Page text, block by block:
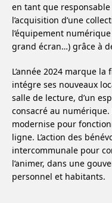
en tant que
l’acquisition d’une
l’équipement
grand écran…) grâce à
L’année 2024 marque
intégre ses nouveaux
salle de lecture, d’un
consacré au
modernise pour
ligne. L’action des
intercommunale pour
l’animer, dans une
personnel et habitants.